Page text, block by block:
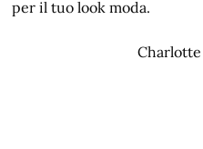
per il tuo look moda.